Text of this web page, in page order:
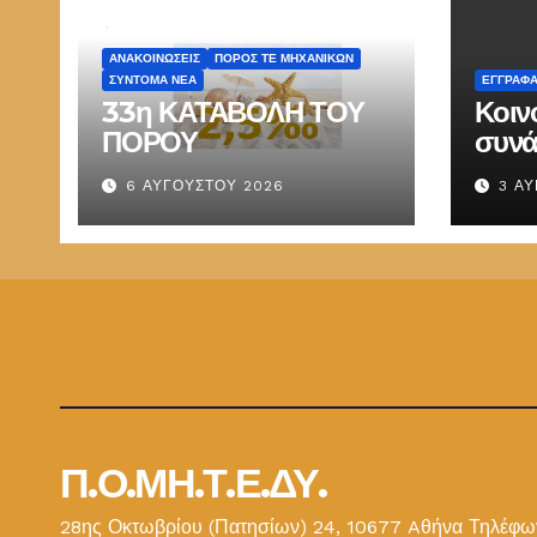
ΑΝΑΚΟΙΝΏΣΕΙΣ
ΠΌΡΟΣ ΤΕ ΜΗΧΑΝΙΚΏΝ
ΣΎΝΤΟΜΑ ΝΈΑ
33η ΚΑΤΑΒΟΛΗ ΤΟΥ
ΠΟΡΟΥ
6 ΑΥΓΟΎΣΤΟΥ 2026 3
Π.Ο.ΜΗ.Τ.Ε.ΔΥ.
28ης Οκτωβρίου (Πατησίων) 24, 10677 Aθήνα